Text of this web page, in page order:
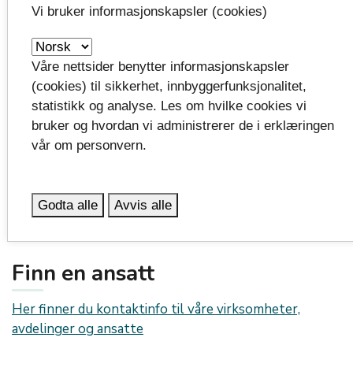
Silje Vaadal
Direktør for samfunnsutvikling
mail_outline silje.vaadal@vestfoldfylke.no
Finn en ansatt
Her finner du kontaktinfo til våre virksomheter,
avdelinger og ansatte
Vi bruker informasjonskapsler (cookies)
Våre nettsider benytter informasjonskapsler
(cookies) til sikkerhet, innbyggerfunksjonalitet,
statistikk og analyse. Les om hvilke cookies vi
bruker og hvordan vi administrerer de i erklæringen
vår om personvern.
Godta alle Avvis alle